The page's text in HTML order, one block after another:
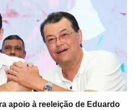
apoio à reeleição de Eduardo